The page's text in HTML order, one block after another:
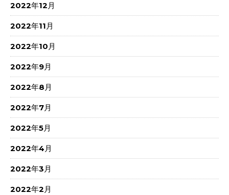
2022年12月
2022年11月
2022年10月
2022年9月
2022年8月
2022年7月
2022年5月
2022年4月
2022年3月
2022年2月